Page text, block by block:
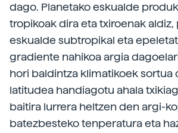
dago. Planetako eskualde
tropikoak dira eta txiroenak
eskualde subtropikal eta
gradiente nahikoa argia
hori baldintza klimatikoek sortua
latitudea handiagotu ahala
baitira lurrera heltzen den argi-
batezbesteko tenperatura eta